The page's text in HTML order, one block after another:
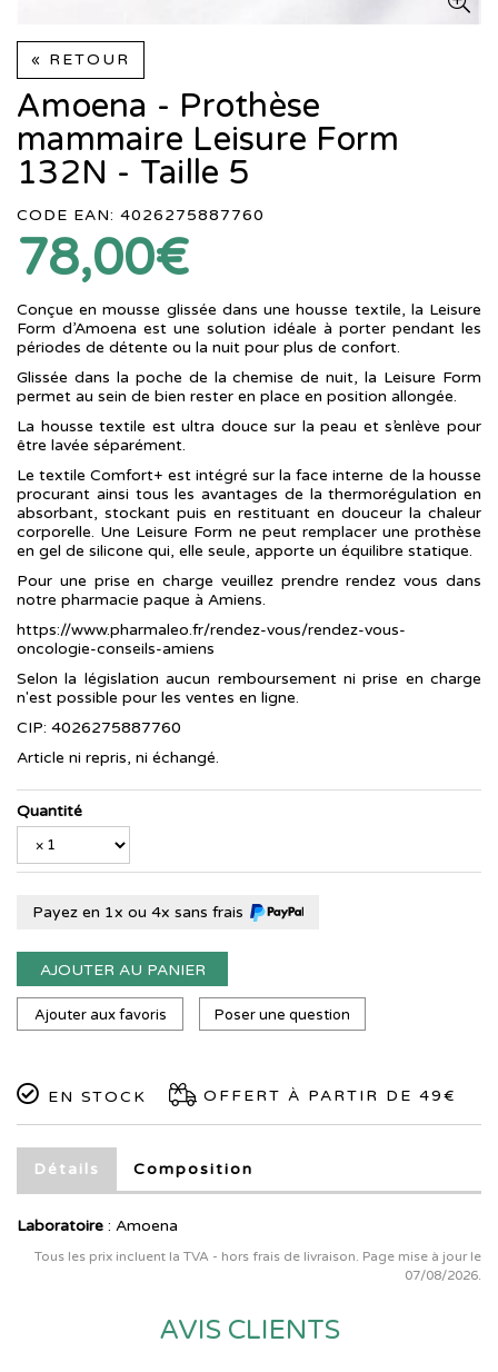
« RETOUR
Amoena - Prothèse
mammaire Leisure Form
132N - Taille 5
CODE EAN: 4026275887760
78,00€
Conçue en mousse glissée dans une housse textile, la Leisure
Form d’Amoena est une solution idéale à porter pendant les
périodes de détente ou la nuit pour plus de confort.
Glissée dans la poche de la chemise de nuit, la Leisure Form
permet au sein de bien rester en place en position allongée.
La housse textile est ultra douce sur la peau et s’enlève pour
être lavée séparément.
Le textile Comfort+ est intégré sur la face interne de la housse
procurant ainsi tous les avantages de la thermorégulation en
absorbant, stockant puis en restituant en douceur la chaleur
corporelle. Une Leisure Form ne peut remplacer une prothèse
en gel de silicone qui, elle seule, apporte un équilibre statique.
Pour une prise en charge veuillez prendre rendez vous dans
notre pharmacie paque à Amiens.
https://www.pharmaleo.fr/rendez-vous/rendez-vous-
oncologie-conseils-amiens
Selon la législation aucun remboursement ni prise en charge
n'est possible pour les ventes en ligne.
CIP: 4026275887760
Article ni repris, ni échangé.
Quantité
Payez en 1x ou 4x sans frais
AJOUTER AU PANIER
Ajouter aux favoris Poser une question
EN STOCK OFFERT À PARTIR DE 49€
Détails Composition
Laboratoire : Amoena
Tous les prix incluent la TVA - hors frais de livraison. Page mise à jour le
07/08/2026.
AVIS CLIENTS